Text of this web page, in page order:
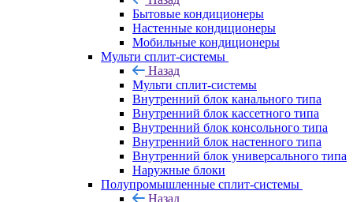
Бытовые кондиционеры
Настенные кондиционеры
Мобильные кондиционеры
Мульти сплит-системы
Назад
Мульти сплит-системы
Внутренний блок канального типа
Внутренний блок кассетного типа
Внутренний блок консольного типа
Внутренний блок настенного типа
Внутренний блок универсального типа
Наружные блоки
Полупромышленные сплит-системы
Назад